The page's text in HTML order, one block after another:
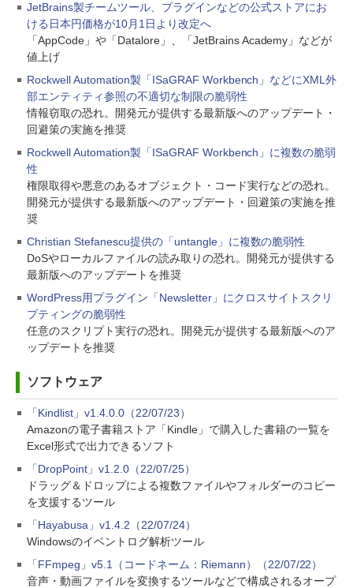
JetBrains製チームツール、プラグインなどの公式ストアにお
ける日本円価格が10月1日より改定へ
「AppCode」や「Datalore」、「JetBrains Academy」などが
値上げ
Rockwell Automation製「ISaGRAF Workbench」などにXML外
部エンティティ参照の不適切な制限の脆弱性
情報窃取の恐れ。開発元が提供する最新版へのアップデート・
回避策の実施を推奨
Rockwell Automation製「ISaGRAF Workbench」に複数の脆弱
性
権限取得や悪意のあるオブジェクト・コード実行などの恐れ。
開発元が提供する最新版へのアップデート・回避策の実施を推
奨
Christian Stefanescu提供の「untangle」に複数の脆弱性
DoSやローカルファイルの読み取りの恐れ。開発元が提供する
最新版へのアップデートを推奨
WordPress用プラグイン「Newsletter」にクロスサイトスクリ
プティングの脆弱性
任意のスクリプト実行の恐れ。開発元が提供する最新版へのア
ップデートを推奨
ソフトウェア
「Kindlist」v1.4.0.0（22/07/23）
Amazonの電子書籍ストア「Kindle」で購入した書籍の一覧を
Excel形式で出力できるソフト
「DropPoint」v1.2.0（22/07/25）
ドラッグ＆ドロップによる複数ファイルやフォルダーのコピー
を支援するツール
「Hayabusa」v1.4.2（22/07/24）
Windowsのイベントログ解析ツール
「FFmpeg」v5.1（コードネーム：Riemann）（22/07/22）
音声・動画ファイルを変換するツールなどで構成されるオープ